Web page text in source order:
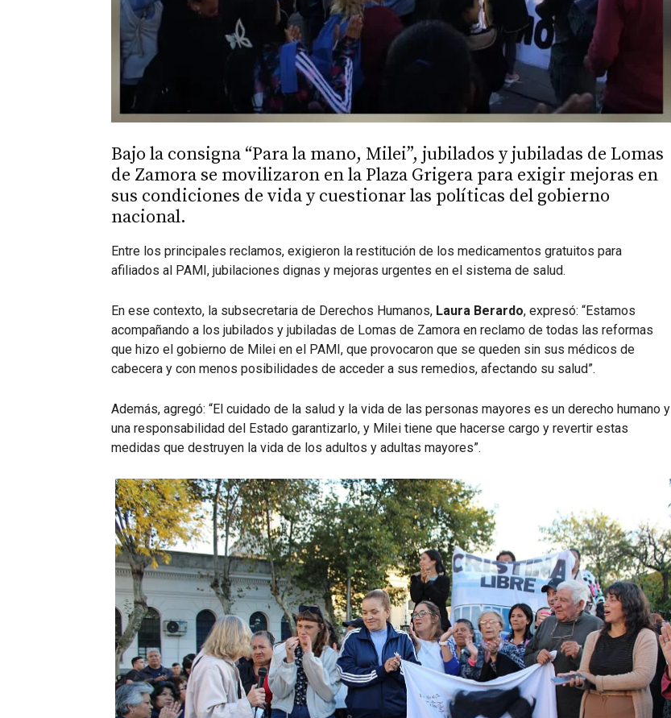
Bajo la consigna “Para la mano, Milei”, jubilados y jubiladas de Lomas
de Zamora se movilizaron en la Plaza Grigera para exigir mejoras en
sus condiciones de vida y cuestionar las políticas del gobierno
nacional.
Entre los principales reclamos, exigieron la restitución de los medicamentos gratuitos para
afiliados al PAMI, jubilaciones dignas y mejoras urgentes en el sistema de salud.
En ese contexto, la subsecretaria de Derechos Humanos, Laura Berardo, expresó: “Estamos
acompañando a los jubilados y jubiladas de Lomas de Zamora en reclamo de todas las reformas
que hizo el gobierno de Milei en el PAMI, que provocaron que se queden sin sus médicos de
cabecera y con menos posibilidades de acceder a sus remedios, afectando su salud”.
Además, agregó: “El cuidado de la salud y la vida de las personas mayores es un derecho humano y
una responsabilidad del Estado garantizarlo, y Milei tiene que hacerse cargo y revertir estas
medidas que destruyen la vida de los adultos y adultas mayores”.